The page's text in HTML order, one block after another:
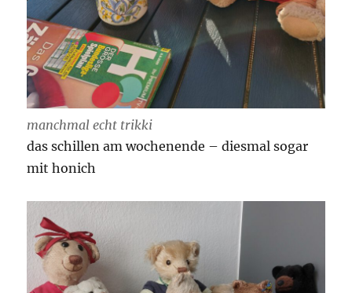
manchmal echt trikki
das schillen am wochenende – diesmal sogar
mit honich